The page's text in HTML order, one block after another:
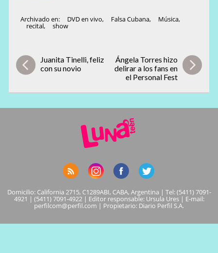
Archivado en: DVD en vivo, Falsa Cubana, Música,
recital, show
Juanita Tinelli, feliz
con su novio
Ángela Torres hizo
delirar a los fans en
el Personal Fest
Domicilio: California 2715, C1289ABI, CABA, Argentina | Tel: (5411) 7091-
4921 | (5411) 7091-4922 | Editor responsable: Ursula Ures | E-mail:
perfilcom@perfil.com | Propietario: Diario Perfil S.A.